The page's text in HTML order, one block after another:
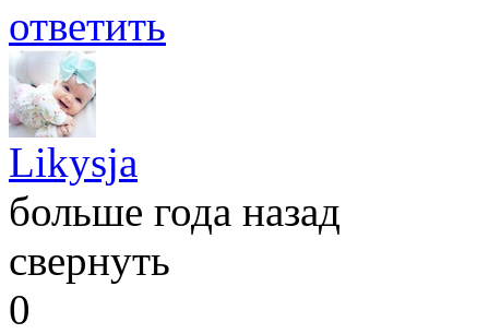
ответить
Likysja
больше года назад
свернуть
0